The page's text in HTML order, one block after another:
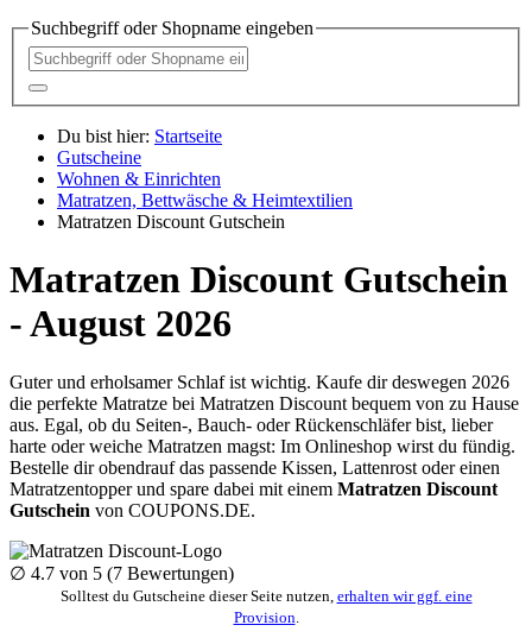
Suchbegriff oder Shopname eingeben
Du bist hier: Startseite
Gutscheine
Wohnen & Einrichten
Matratzen, Bettwäsche & Heimtextilien
Matratzen Discount Gutschein
Matratzen Discount Gutschein
- August 2026
Guter und erholsamer Schlaf ist wichtig. Kaufe dir deswegen 2026
die perfekte Matratze bei Matratzen Discount bequem von zu Hause
aus. Egal, ob du Seiten-, Bauch- oder Rückenschläfer bist, lieber
harte oder weiche Matratzen magst: Im Onlineshop wirst du fündig.
Bestelle dir obendrauf das passende Kissen, Lattenrost oder einen
Matratzentopper und spare dabei mit einem Matratzen Discount
Gutschein von COUPONS.DE.
∅ 4.7 von 5 (7 Bewertungen)
Solltest du Gutscheine dieser Seite nutzen, erhalten wir ggf. eine
Provision